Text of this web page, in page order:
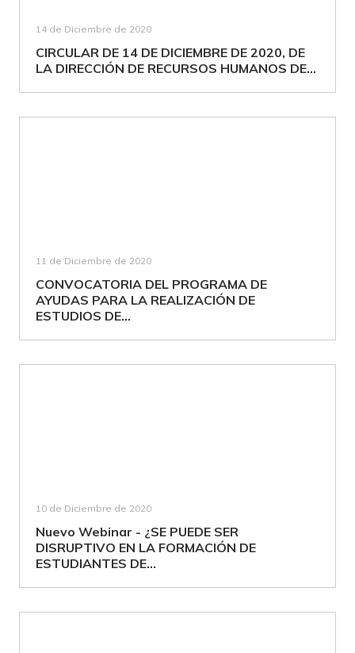
14 de Diciembre de 2020
CIRCULAR DE 14 DE DICIEMBRE DE 2020, DE
LA DIRECCIÓN DE RECURSOS HUMANOS DE...
11 de Diciembre de 2020
CONVOCATORIA DEL PROGRAMA DE
AYUDAS PARA LA REALIZACIÓN DE
ESTUDIOS DE...
10 de Diciembre de 2020
Nuevo Webinar - ¿SE PUEDE SER
DISRUPTIVO EN LA FORMACIÓN DE
ESTUDIANTES DE...